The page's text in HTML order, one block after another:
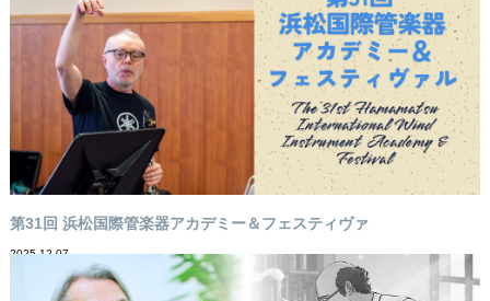
第31回 浜松国際管楽器アカデミー＆フェスティヴァ
2025-12-07